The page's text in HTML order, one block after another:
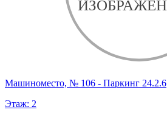
Машиноместо, № 106 - Паркинг 24.2.6
Этаж: 2